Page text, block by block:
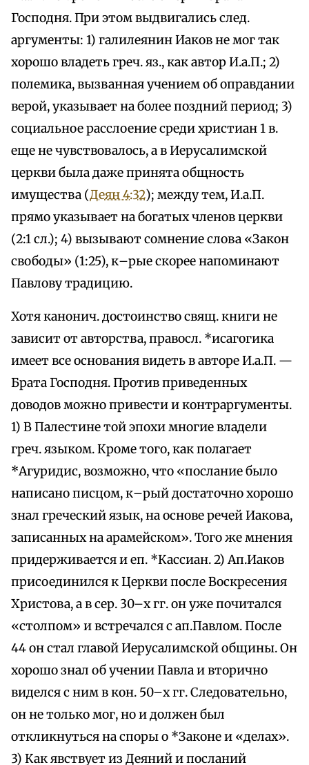
Господня. При этом выдвигались след.
аргументы: 1) галилеянин Иаков не мог так
хорошо владеть греч. яз., как автор И.а.П.; 2)
полемика, вызванная учением об оправдании
верой, указывает на более поздний период; 3)
социальное расслоение среди христиан 1 в.
еще не чувствовалось, а в Иерусалимской
церкви была даже принята общность
имущества (Деян 4:32); между тем, И.а.П.
прямо указывает на богатых членов церкви
(2:1 сл.); 4) вызывают сомнение слова «Закон
свободы» (1:25), к–рые скорее напоминают
Павлову традицию.
Хотя канонич. достоинство свящ. книги не
зависит от авторства, правосл. *исагогика
имеет все основания видеть в авторе И.а.П. —
Брата Господня. Против приведенных
доводов можно привести и контраргументы.
1) В Палестине той эпохи многие владели
греч. языком. Кроме того, как полагает
*Агуридис, возможно, что «послание было
написано писцом, к–рый достаточно хорошо
знал греческий язык, на основе речей Иакова,
записанных на арамейском». Того же мнения
придерживается и еп. *Кассиан. 2) Ап.Иаков
присоединился к Церкви после Воскресения
Христова, а в сер. 30–х гг. он уже почитался
«столпом» и встречался с ап.Павлом. После
44 он стал главой Иерусалимской общины. Он
хорошо знал об учении Павла и вторично
виделся с ним в кон. 50–х гг. Следовательно,
он не только мог, но и должен был
откликнуться на споры о *Законе и «делах».
3) Как явствует из Деяний и посланий